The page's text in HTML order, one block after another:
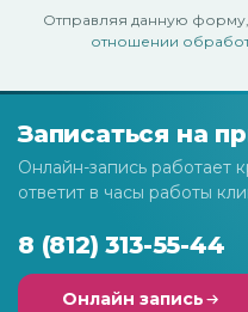
Отправляя данную форму,
отношении
Записаться на
Онлайн-запись работает
ответит в часы работы
8 (812) 313-55-44
Онлайн запись